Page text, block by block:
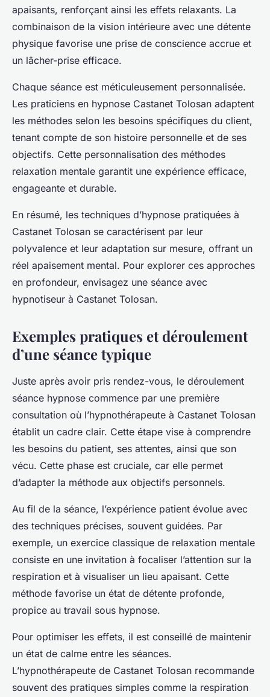
apaisants, renforçant ainsi les effets relaxants. La
combinaison de la vision intérieure avec une détente
physique favorise une prise de conscience accrue et
un lâcher-prise efficace.
Chaque séance est méticuleusement personnalisée.
Les praticiens en hypnose Castanet Tolosan adaptent
les méthodes selon les besoins spécifiques du client,
tenant compte de son histoire personnelle et de ses
objectifs. Cette personnalisation des méthodes
relaxation mentale garantit une expérience efficace,
engageante et durable.
En résumé, les techniques d’hypnose pratiquées à
Castanet Tolosan se caractérisent par leur
polyvalence et leur adaptation sur mesure, offrant un
réel apaisement mental. Pour explorer ces approches
en profondeur, envisagez une séance avec
hypnotiseur à Castanet Tolosan.
Exemples pratiques et déroulement
d’une séance typique
Juste après avoir pris rendez-vous, le déroulement
séance hypnose commence par une première
consultation où l’hypnothérapeute à Castanet Tolosan
établit un cadre clair. Cette étape vise à comprendre
les besoins du patient, ses attentes, ainsi que son
vécu. Cette phase est cruciale, car elle permet
d’adapter la méthode aux objectifs personnels.
Au fil de la séance, l’expérience patient évolue avec
des techniques précises, souvent guidées. Par
exemple, un exercice classique de relaxation mentale
consiste en une invitation à focaliser l’attention sur la
respiration et à visualiser un lieu apaisant. Cette
méthode favorise un état de détente profonde,
propice au travail sous hypnose.
Pour optimiser les effets, il est conseillé de maintenir
un état de calme entre les séances.
L’hypnothérapeute de Castanet Tolosan recommande
souvent des pratiques simples comme la respiration